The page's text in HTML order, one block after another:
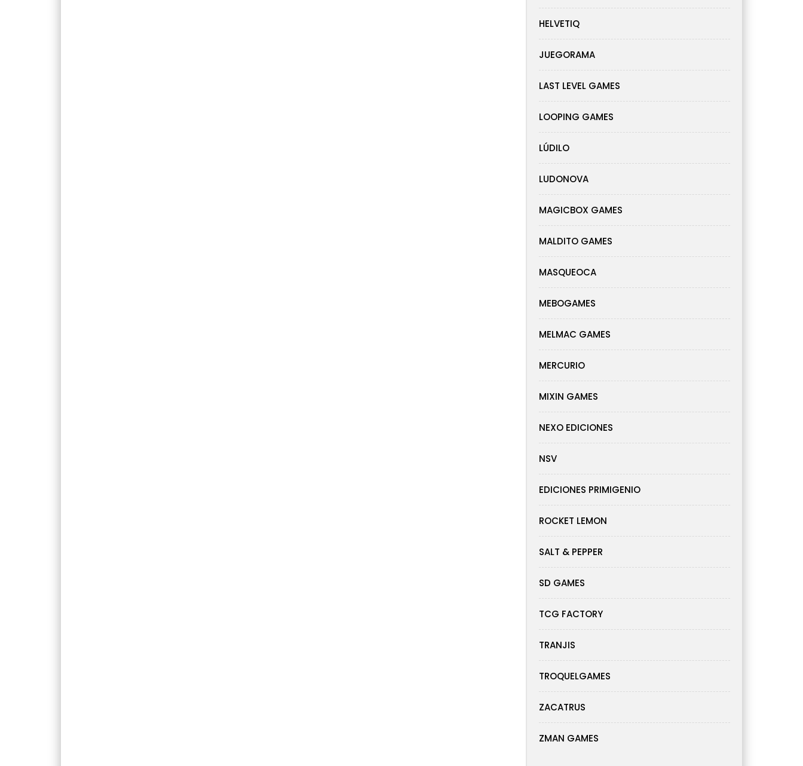
HELVETIQ
JUEGORAMA
LAST LEVEL GAMES
LOOPING GAMES
LÚDILO
LUDONOVA
MAGICBOX GAMES
MALDITO GAMES
MASQUEOCA
MEBOGAMES
MELMAC GAMES
MERCURIO
MIXIN GAMES
NEXO EDICIONES
NSV
EDICIONES PRIMIGENIO
ROCKET LEMON
SALT & PEPPER
SD GAMES
TCG FACTORY
TRANJIS
TROQUELGAMES
ZACATRUS
ZMAN GAMES